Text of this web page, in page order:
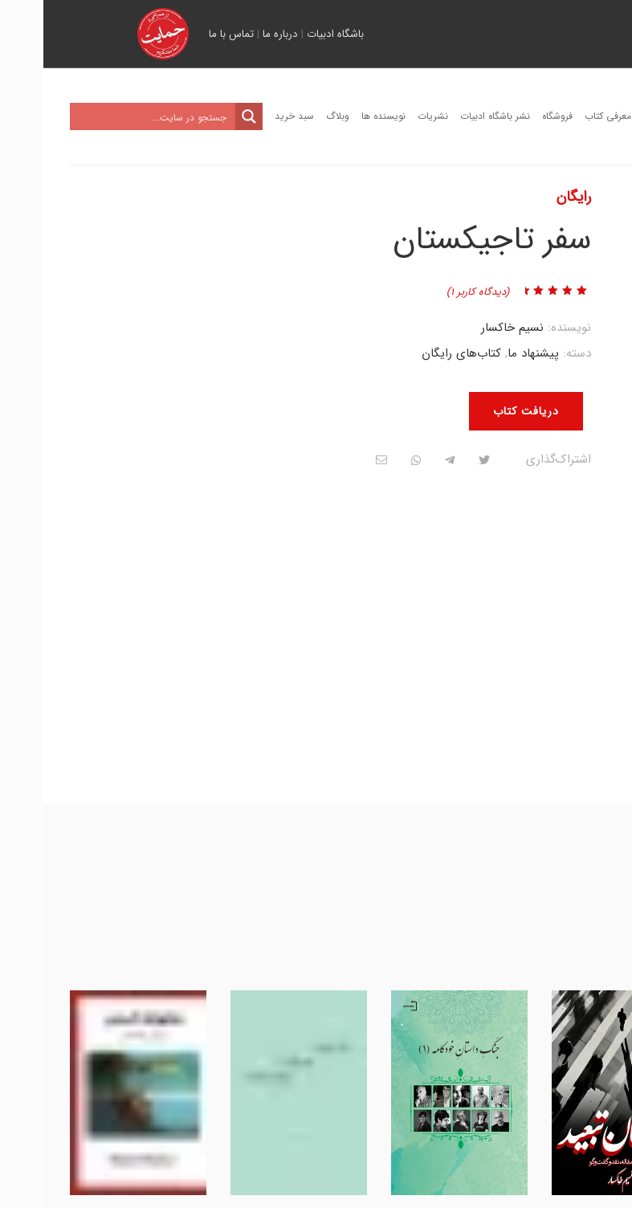
باشگاه ادبیات | درباره ما |تماس با ما
معرفی کتاب فروشگاه نشر باشگاه ادبیات نشریات نویسنده ها وبلاگ سبد خرید
رایگان
سفر تاجیکستان
(دیدگاه کاربر1
)
دریافت کتاب
نویسنده: نسیم خاکسار
دسته: پیشنهاد ما,کتاب‌های رایگان
اشتراک‌گذاری